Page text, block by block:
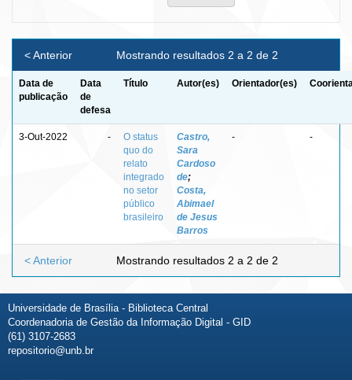
Mostrando resultados 2 a 2 de 2
< Anterior
Data de
publicação
Data
de
defesa
Título Autor(es) Orientador(es)
3-Out-2022 -
O status
quo do
relato
integrado
no setor
público
brasileiro
Castro,
Sara
Cardoso
de;
Costa,
Abimael
de Jesus
Barros
- -
Mostrando resultados 2 a 2 de 2
< Anterior
Universidade de Brasília - Biblioteca Central
Coordenadoria de Gestão da Informação Digital - GID
(61) 3107-2683
repositorio@unb.br